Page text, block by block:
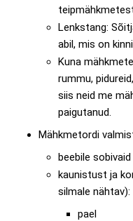
Lenkstang:
abil, mis on
Kuna
rummu,
siis neid me
paigutanud.
Mähkmetordi
beebile
kaunistust ja
silmale nähtav):
pael